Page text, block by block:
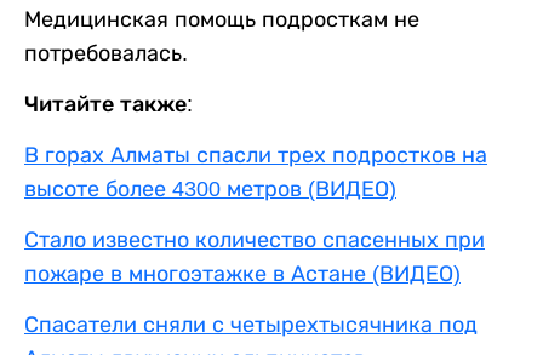
Медицинская помощь подросткам не
потребовалась.
Читайте также:
В горах Алматы спасли трех подростков на
высоте более 4300 метров (ВИДЕО)
Стало известно количество спасенных при
пожаре в многоэтажке в Астане (ВИДЕО)
Спасатели сняли с четырехтысячника под